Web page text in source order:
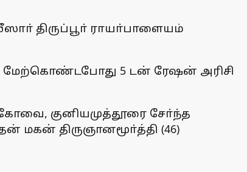
திருப்பூா் ராயா்பாளையம்
மேற்கொண்டபோது 5 டன் ரேஷன் அரிசி
குனியமுத்தூரை சோ்ந்த
மகன் திருஞானமூா்த்தி (46)